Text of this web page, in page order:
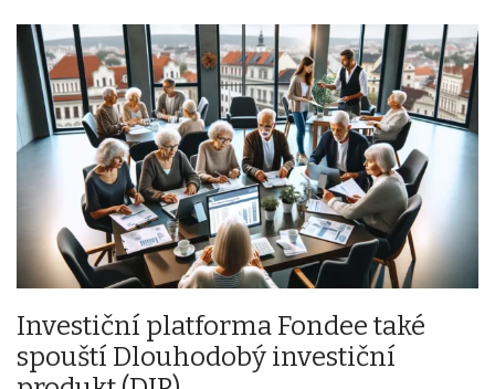
Investiční platforma Fondee také
spouští Dlouhodobý investiční